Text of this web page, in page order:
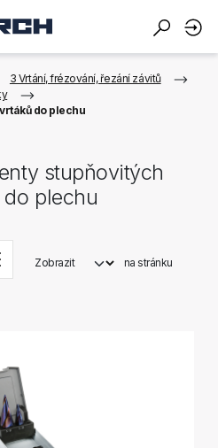
3 Vrtání, frézování, řezání závitů
do plechu
stupňovitých
plechu
Zobrazit na stránku